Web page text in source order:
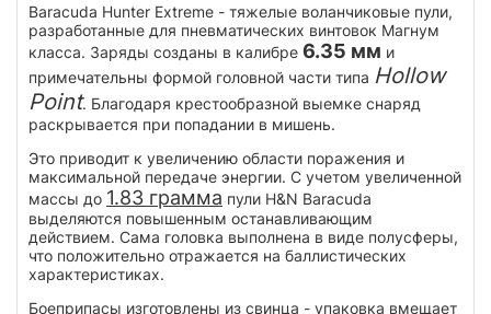
Baracuda Hunter Extreme - тяжелые воланчиковые пули,
разработанные для пневматических винтовок Магнум
класса. Заряды созданы в калибре 6.35 мм и
примечательны формой головной части типа Hollow
Point. Благодаря крестообразной выемке снаряд
раскрывается при попадании в мишень.
Это приводит к увеличению области поражения и
максимальной передаче энергии. С учетом увеличенной
массы до 1.83 грамма пули H&N Baracuda
выделяются повышенным останавливающим
действием. Сама головка выполнена в виде полусферы,
что положительно отражается на баллистических
характеристиках.
Боеприпасы изготовлены из свинца - упаковка вмещает